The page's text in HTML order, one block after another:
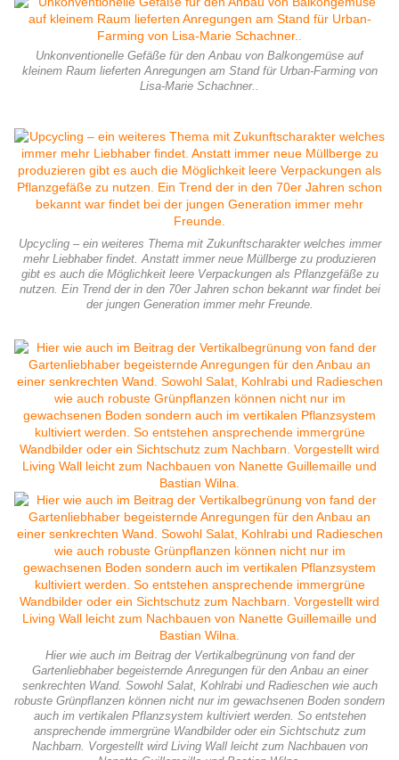
Unkonventionelle Gefäße für den Anbau von Balkongemüse auf
kleinem Raum lieferten Anregungen am Stand für Urban-Farming von
Lisa-Marie Schachner..
Upcycling – ein weiteres Thema mit Zukunftscharakter welches immer
mehr Liebhaber findet. Anstatt immer neue Müllberge zu produzieren
gibt es auch die Möglichkeit leere Verpackungen als Pflanzgefäße zu
nutzen. Ein Trend der in den 70er Jahren schon bekannt war findet bei
der jungen Generation immer mehr Freunde.
Hier wie auch im Beitrag der Vertikalbegrünung von fand der
Gartenliebhaber begeisternde Anregungen für den Anbau an einer
senkrechten Wand. Sowohl Salat, Kohlrabi und Radieschen wie auch
robuste Grünpflanzen können nicht nur im gewachsenen Boden sondern
auch im vertikalen Pflanzsystem kultiviert werden. So entstehen
ansprechende immergrüne Wandbilder oder ein Sichtschutz zum
Nachbarn. Vorgestellt wird Living Wall leicht zum Nachbauen von